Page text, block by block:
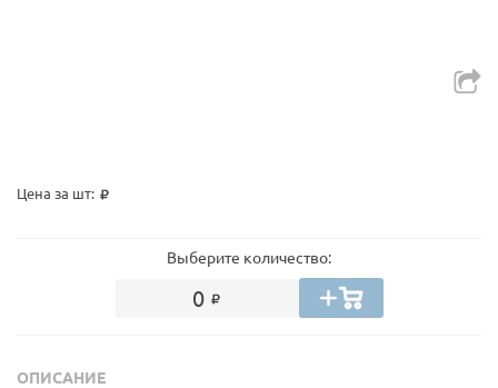
Цена за шт:
Выберите количество:
0
ОПИСАНИЕ